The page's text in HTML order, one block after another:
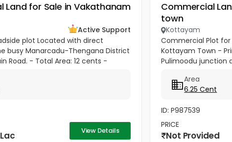
Land for Sale in Vakathanam
Active Support
plot Located with direct
busy Manarcadu-Thengana District
Road. - Total Area: 12 cents -
View Details
Commercial
town
Kottayam
Commercial Plot
Kottayam Town -
Pulimoodu junction
ect... Excellent road...
Area
6.25 Cent
ID: P987539
PRICE
Not Provided